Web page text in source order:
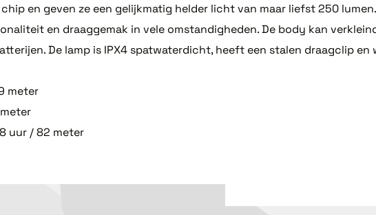
chip en geven ze een gelijkmatig helder licht van maar liefst 250
en draaggemak in vele omstandigheden. De body kan
De lamp is IPX4 spatwaterdicht, heeft een stalen draagclip
meter
uur / 82 meter